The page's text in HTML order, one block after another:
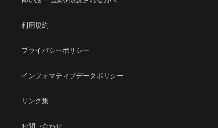
利用規約
プライバシーポリシー
インフォマティブデータポリシー
リンク集
お問い合わせ